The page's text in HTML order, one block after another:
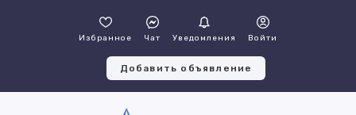
Избранное Чат Уведомления Войти
Добавить объявление